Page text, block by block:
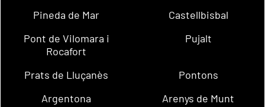
Pineda de Mar
Castellbisbal
Pont de Vilomara i
Rocafort
Pujalt
Prats de Lluçanès
Pontons
Argentona
Arenys de Munt